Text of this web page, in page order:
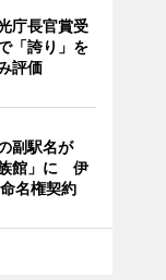
庁長官賞受
「誇り」を
評価
副駅名が
族館」に 伊
名権契約